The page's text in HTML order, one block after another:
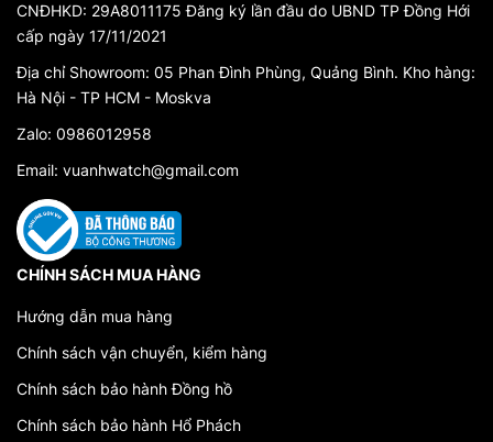
VŨ ANH WATCH TẠI NGA
Đồng hồ Nga Poljot Chữ Ký Tổng
thống Putin: Biểu tượng của Sự
CNĐHKD: 29A8011175 Đăng ký lần đầu do UBND TP Đồng Hới
cấp ngày 17/11/2021
Địa chỉ Showroom: 05 Phan Đình Phùng, Quảng Bình. Kho hàng:
Hà Nội - TP HCM - Moskva
Zalo: 0986012958
Email: vuanhwatch@gmail.com
CHÍNH SÁCH MUA HÀNG
Hướng dẫn mua hàng
Chính sách vận chuyển, kiểm hàng
Chính sách bảo hành Đồng hồ
Chính sách bảo hành Hổ Phách